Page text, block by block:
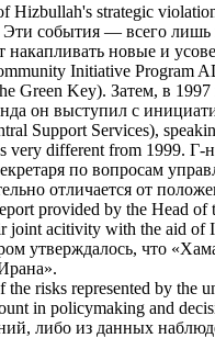
Hizbullah's strategic
Эти события — всего лишь
накапливать новые и
Initiative Program
Green Key). Затем, в
он выступил с
Support Services),
very different from 1999. Г-
по вопросам
отличается от
provided by the Head
joint acitivity with the aid of
утверждалось, что
the risks represented by
in policymaking and
либо из данных